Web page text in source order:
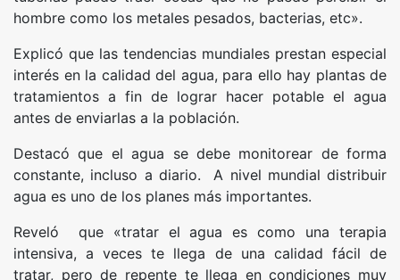
hombre como los metales pesados, bacterias, etc».
Explicó que las tendencias mundiales prestan especial
interés en la calidad del agua, para ello hay plantas de
tratamientos a fin de lograr hacer potable el agua
antes de enviarlas a la población.
Destacó que el agua se debe monitorear de forma
constante, incluso a diario. A nivel mundial distribuir
agua es uno de los planes más importantes.
Reveló que «tratar el agua es como una terapia
intensiva, a veces te llega de una calidad fácil de
tratar, pero de repente te llega en condiciones muy